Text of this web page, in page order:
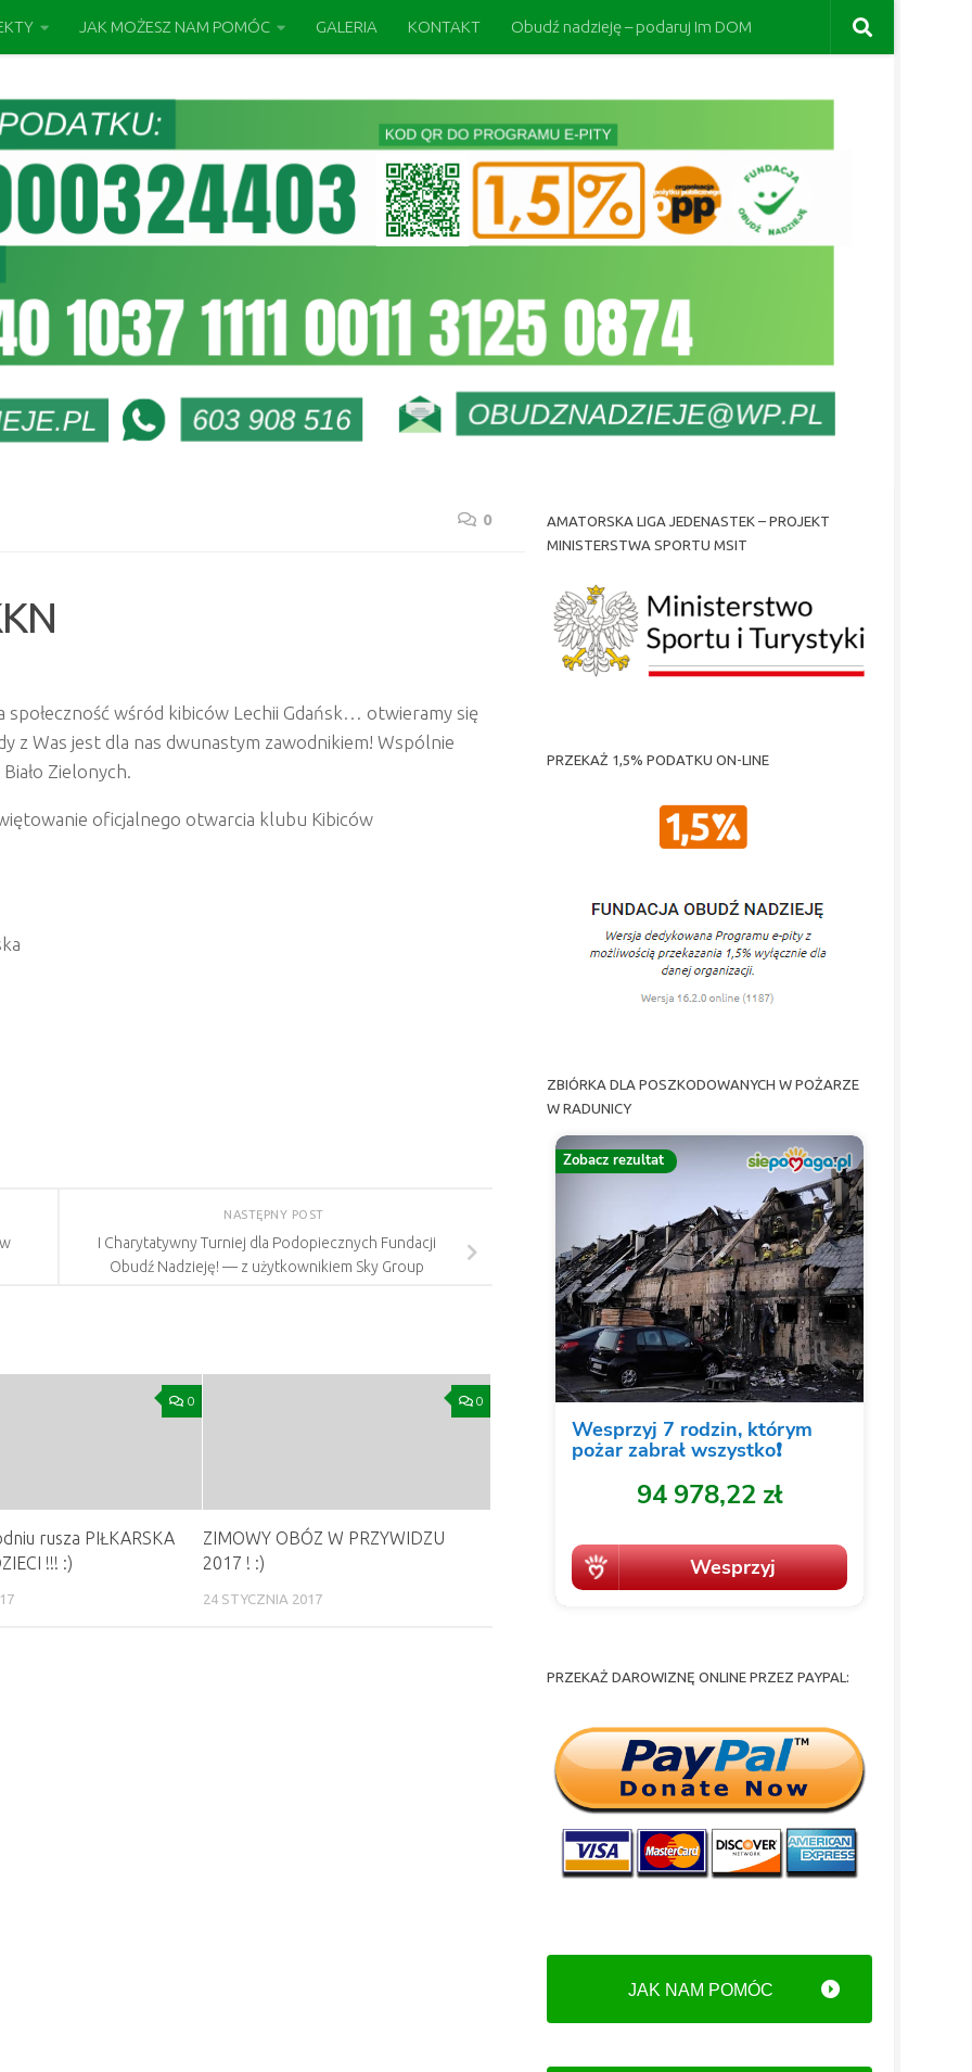
JAK MOŻESZ NAM POMÓC GALERIA KONTAKT Obudź nadzieję – podaruj Im DOM
0
wśród kibiców Lechii Gdańsk… otwieramy się
z Was jest dla nas dwunastym zawodnikiem! Wspólnie
Zielonych.
oficjalnego otwarcia klubu Kibiców
NASTĘPNY POST
I Charytatywny Turniej dla Podopiecznych Fundacji
Obudź Nadzieję! — z użytkownikiem Sky Group
0
rusza PIŁKARSKA
!!! :)
0
ZIMOWY OBÓZ W PRZYWIDZU
2017 ! :)
24 STYCZNIA 2017
AMATORSKA LIGA JEDENASTEK – PROJEKT
MINISTERSTWA SPORTU MSIT
PRZEKAŻ 1,5% PODATKU ON-LINE
ZBIÓRKA DLA POSZKODOWANYCH W POŻARZE
W RADUNICY
PRZEKAŻ DAROWIZNĘ ONLINE PRZEZ PAYPAL:
JAK NAM POMÓC